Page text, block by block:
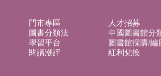
門市專區 人才招募
圖書分類法 中國圖書館分
學習平台 圖書館採購/編
閱讀潮評 紅利兌換